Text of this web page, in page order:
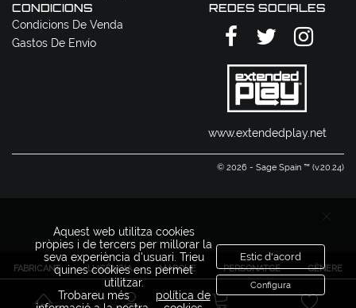
FABRICANT LLICÈNCIA MARQUE PERSONATGE GÈNERE
CONDICIONS
Condicions De Venda
Gastos De Envío
REDES SOCIALES
www.extendedplay.net
© 2026 - Sage Spain ™ (v.20.24)
Aquest web utilitza cookies
pròpies i de tercers per millorar la
seva experiència d'usuari. Trieu
quines cookies ens permet
utilitzar.
Trobareu més
política de
Estic d'acord
Configura